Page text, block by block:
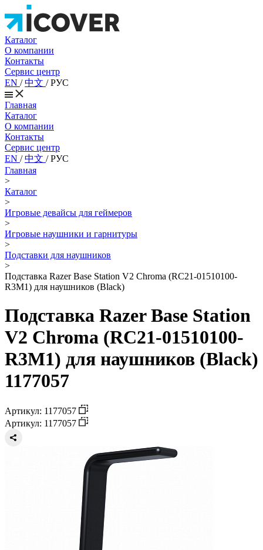
Каталог
О компании
Контакты
Сервис центр
EN /中文 /РУС
Главная
Каталог
О компании
Контакты
Сервис центр
EN /中文 /РУС
Главная
>
Каталог
>
Игровые девайсы для геймеров
>
Игровые наушники и гарнитуры
>
Подставки для наушников
>
Подставка Razer Base Station V2 Chroma (RC21-01510100-
R3M1) для наушников (Black)
Подставка Razer Base Station
V2 Chroma (RC21-01510100-
R3M1) для наушников (Black)
1177057
Артикул: 1177057
Артикул: 1177057